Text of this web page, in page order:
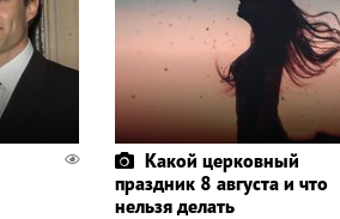
Какой церковный
праздник 8 августа и что
нельзя делать